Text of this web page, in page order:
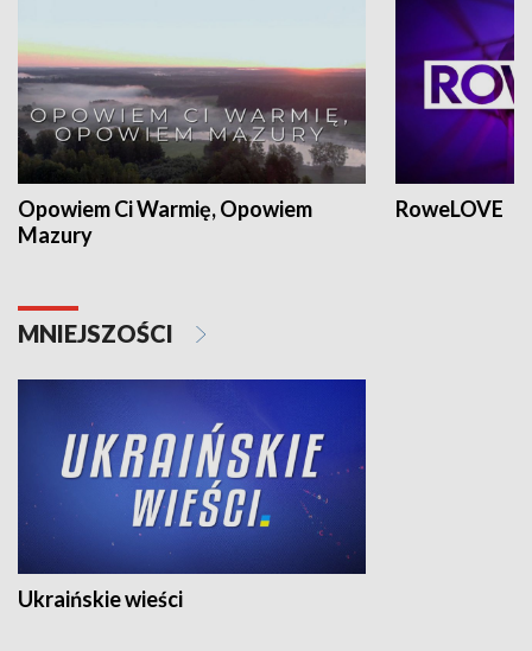
Opowiem Ci Warmię, Opowiem
Mazury
RoweLOVE
MNIEJSZOŚCI
Ukraińskie wieści